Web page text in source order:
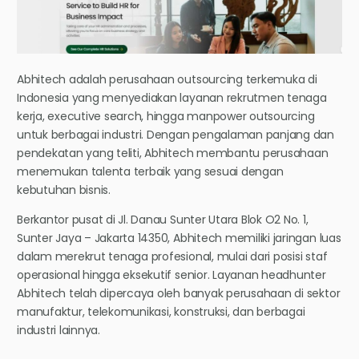
Abhitech adalah perusahaan outsourcing terkemuka di
Indonesia yang menyediakan layanan rekrutmen tenaga
kerja, executive search, hingga manpower outsourcing
untuk berbagai industri. Dengan pengalaman panjang dan
pendekatan yang teliti, Abhitech membantu perusahaan
menemukan talenta terbaik yang sesuai dengan
kebutuhan bisnis.
Berkantor pusat di Jl. Danau Sunter Utara Blok O2 No. 1,
Sunter Jaya – Jakarta 14350, Abhitech memiliki jaringan luas
dalam merekrut tenaga profesional, mulai dari posisi staf
operasional hingga eksekutif senior. Layanan headhunter
Abhitech telah dipercaya oleh banyak perusahaan di sektor
manufaktur, telekomunikasi, konstruksi, dan berbagai
industri lainnya.